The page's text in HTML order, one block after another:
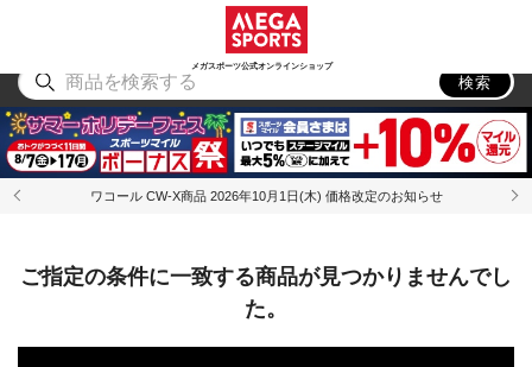
メガスポーツ公式オンラインショップ
アウトドア
検索
ワコール CW-X商品 2026年10月1日(木) 価格改定のお知らせ
ご指定の条件に一致する商品が見つかりませんでし
た。